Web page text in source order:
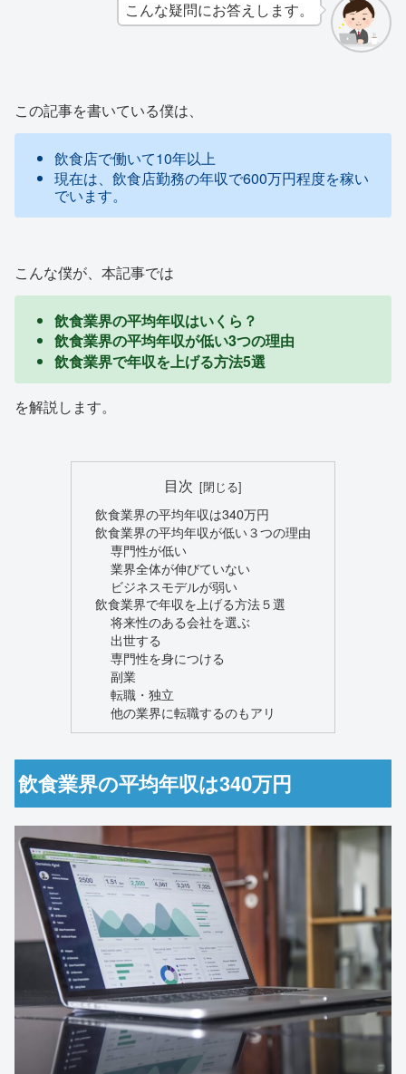
こんな疑問にお答えします。
この記事を書いている僕は、
飲食店で働いて10年以上
現在は、飲食店勤務の年収で600万円程度を稼い
でいます。
こんな僕が、本記事では
飲食業界の平均年収はいくら？
飲食業界の平均年収が低い3つの理由
飲食業界で年収を上げる方法5選
を解説します。
目次
飲食業界の平均年収は340万円
飲食業界の平均年収が低い３つの理由
専門性が低い
業界全体が伸びていない
ビジネスモデルが弱い
飲食業界で年収を上げる方法５選
将来性のある会社を選ぶ
出世する
専門性を身につける
副業
転職・独立
他の業界に転職するのもアリ
飲食業界の平均年収は340万円